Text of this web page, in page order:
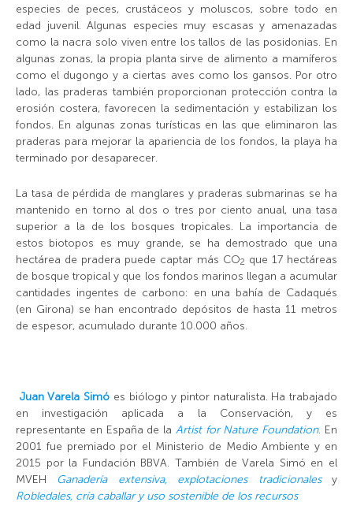
especies de peces, crustáceos y moluscos, sobre todo en
edad juvenil. Algunas especies muy escasas y amenazadas
como la nacra solo viven entre los tallos de las posidonias. En
algunas zonas, la propia planta sirve de alimento a mamíferos
como el dugongo y a ciertas aves como los gansos. Por otro
lado, las praderas también proporcionan protección contra la
erosión costera, favorecen la sedimentación y estabilizan los
fondos. En algunas zonas turísticas en las que eliminaron las
praderas para mejorar la apariencia de los fondos, la playa ha
terminado por desaparecer.
La tasa de pérdida de manglares y praderas submarinas se ha
mantenido en torno al dos o tres por ciento anual, una tasa
superior a la de los bosques tropicales. La importancia de
estos biotopos es muy grande, se ha demostrado que una
hectárea de pradera puede captar más CO2 que 17 hectáreas
de bosque tropical y que los fondos marinos llegan a acumular
cantidades ingentes de carbono: en una bahía de Cadaqués
(en Girona) se han encontrado depósitos de hasta 11 metros
de espesor, acumulado durante 10.000 años.
Juan Varela Simó es biólogo y pintor naturalista. Ha trabajado
en investigación aplicada a la Conservación, y es
representante en España de la Artist for Nature Foundation. En
2001 fue premiado por el Ministerio de Medio Ambiente y en
2015 por la Fundación BBVA. También de Varela Simó en el
MVEH Ganadería extensiva, explotaciones tradicionalesy
Robledales, cría caballar y uso sostenible de los recursos